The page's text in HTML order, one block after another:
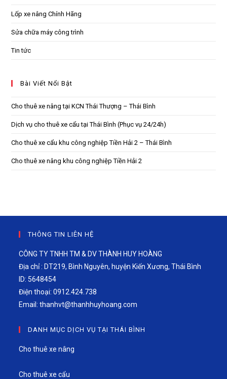
Lốp xe nâng Chính Hãng
Sửa chữa máy công trình
Tin tức
Bài Viết Nổi Bật
Cho thuê xe nâng tại KCN Thái Thượng – Thái Bình
Dịch vụ cho thuê xe cẩu tại Thái Bình (Phục vụ 24/24h)
Cho thuê xe cẩu khu công nghiệp Tiền Hải 2 – Thái Bình
Cho thuê xe nâng khu công nghiệp Tiền Hải 2
THÔNG TIN LIÊN HỆ
CÔNG TY TNHH TM & DV THÀNH HUY HOÀNG
Địa chỉ : DT219, Bình Nguyên, huyện Kiến Xương, Thái Bình
ID: 5648454
Điện thoại: 0912.424.738
Email:thanhvt@thanhhuyhoang.com
DANH MỤC DỊCH VỤ TẠI THÁI BÌNH
Cho thuê xe nâng
Cho thuê xe cẩu